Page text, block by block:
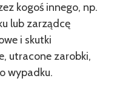
kogoś innego, np.
lub zarządcę
i skutki
utracone zarobki,
wypadku.